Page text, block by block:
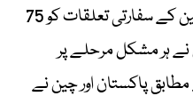
ترجمان نے کہا کہ پاکستان اور چین کے سفارتی تعلقات کو 75
ہر مشکل مرحلے پر
پاکستان اور چین نے